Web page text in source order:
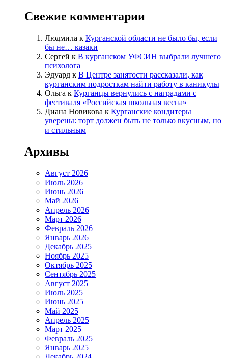
Свежие комментарии
Людмила к Курганской области не было бы, если
бы не… казаки
Сергей к В курганском УФСИН выбрали лучшего
психолога
Эдуард к В Центре занятости рассказали, как
курганским подросткам найти работу в каникулы
Ольга к Курганцы вернулись с наградами с
фестиваля «Российская школьная весна»
Диана Новикова к Курганские кондитеры
уверены: торт должен быть не только вкусным, но
и стильным
Архивы
Август 2026
Июль 2026
Июнь 2026
Май 2026
Апрель 2026
Март 2026
Февраль 2026
Январь 2026
Декабрь 2025
Ноябрь 2025
Октябрь 2025
Сентябрь 2025
Август 2025
Июль 2025
Июнь 2025
Май 2025
Апрель 2025
Март 2025
Февраль 2025
Январь 2025